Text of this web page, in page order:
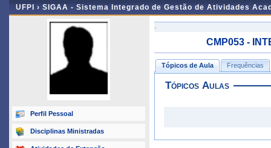
UFPI › SIGAA - Sistema Integrado de Gestão de Atividades
Perfil Pessoal
Disciplinas Ministradas
-
CMP053 -
Tópicos de Aula Frequências
Tópicos Aulas